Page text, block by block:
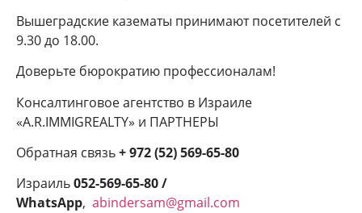
Вышеградские казематы принимают посетителей с
9.30 до 18.00.
Доверьте бюрократию профессионалам!
Консалтинговое агентство в Израиле
«A.R.IMMIGREALTY» и ПАРТНЕРЫ
Обратная связь+ 972 (52) 569-65-80
Израиль052-569-65-80 /
WhatsApp, abindersam@gmail.com